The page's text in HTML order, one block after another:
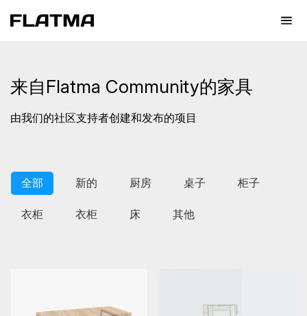
来自Flatma Community的家具
由我们的社区支持者创建和发布的项目
全部 新的 厨房 桌子 柜子
衣柜 衣柜 床 其他